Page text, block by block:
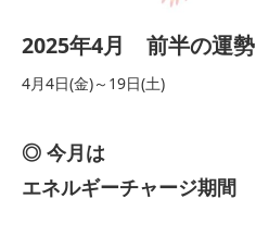
2025年4月 前半の運勢
4月4日(金)～19日(土)
◎ 今月は
エネルギーチャージ期間